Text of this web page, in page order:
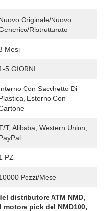
Nuovo Originale/Nuovo
Ristrutturato
Mesi
1-5 GIORNI
Interno Con Sacchetto Di
Plastica, Esterno Con
T, Alibaba, Western Union,
PayPal
1 PZ
10000 Pezzi/mese
distributore ATM NMD,
motore pick del NMD100